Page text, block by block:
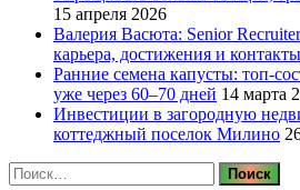
15 апреля 2026
Валерия Васюта: Senior
карьера, достижения и контакты
Ранние семена капусты:
уже через 60–70 дней 14 марта
Инвестиции в загородную
коттеджный поселок Милино
Найти: